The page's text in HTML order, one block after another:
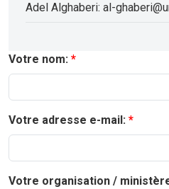
Adel Alghaberi: al-
Votre nom:
Votre adresse e-mail:
Votre organisation /